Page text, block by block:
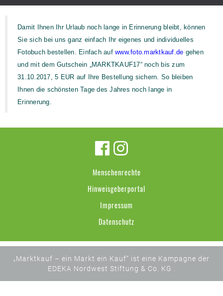
Damit Ihnen Ihr Urlaub noch lange in Erinnerung bleibt, können
Sie sich bei uns ganz einfach Ihr eigenes und individuelles
Fotobuch bestellen. Einfach auf www.foto.marktkauf.de gehen
und mit dem Gutschein „MARKTKAUF17“ noch bis zum
31.10.2017, 5 EUR auf Ihre Bestellung sichern. So bleiben
Ihnen die schönsten Tage des Jahres noch lange in
Erinnerung.
Menschenrechte
Hinweisgeberportal
Impressum
Datenschutz
„Marktkauf – ein Markt ein Kauf“ ist eine Kampagne der
EDEKA Nordwest Stiftung & Co. KG .